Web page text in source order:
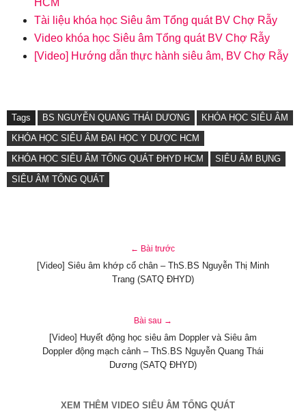
HCM
Tài liệu khóa học Siêu âm Tổng quát BV Chợ Rẫy
Video khóa học Siêu âm Tổng quát BV Chợ Rẫy
[Video] Hướng dẫn thực hành siêu âm, BV Chợ Rẫy
Tags BS NGUYỄN QUANG THÁI DƯƠNG
KHÓA HỌC SIÊU ÂM
KHÓA HỌC SIÊU ÂM ĐẠI HỌC Y DƯỢC HCM
KHÓA HỌC SIÊU ÂM TỔNG QUÁT ĐHYD HCM
SIÊU ÂM BỤNG
SIÊU ÂM TỔNG QUÁT
← Bài trước
[Video] Siêu âm khớp cổ chân – ThS.BS Nguyễn Thị Minh
Trang (SATQ ĐHYD)
Bài sau →
[Video] Huyết động học siêu âm Doppler và Siêu âm
Doppler động mạch cảnh – ThS.BS Nguyễn Quang Thái
Dương (SATQ ĐHYD)
XEM THÊM VIDEO SIÊU ÂM TỔNG QUÁT